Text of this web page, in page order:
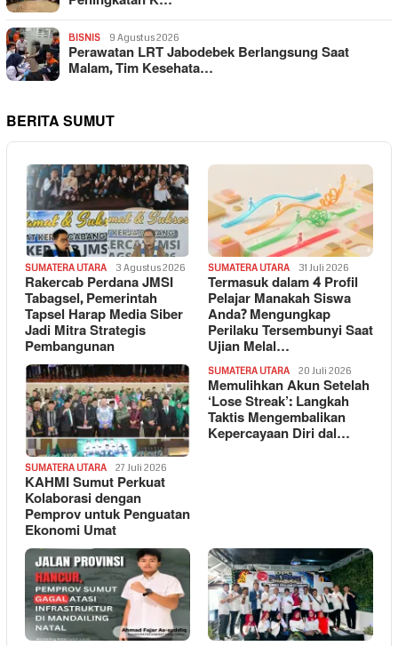
BISNIS 9 Agustus 2026
Perawatan LRT Jabodebek Berlangsung Saat
Malam, Tim Kesehata…
BERITA SUMUT
SUMATERA UTARA 3 Agustus 2026
Rakercab Perdana JMSI
Tabagsel, Pemerintah
Tapsel Harap Media Siber
Jadi Mitra Strategis
Pembangunan
SUMATERA UTARA 31 Juli 2026
Termasuk dalam 4 Profil
Pelajar Manakah Siswa
Anda? Mengungkap
Perilaku Tersembunyi Saat
Ujian Melal…
SUMATERA UTARA 27 Juli 2026
KAHMI Sumut Perkuat
Kolaborasi dengan
Pemprov untuk Penguatan
Ekonomi Umat
SUMATERA UTARA 20 Juli 2026
Memulihkan Akun Setelah
‘Lose Streak’: Langkah
Taktis Mengembalikan
Kepercayaan Diri dal…